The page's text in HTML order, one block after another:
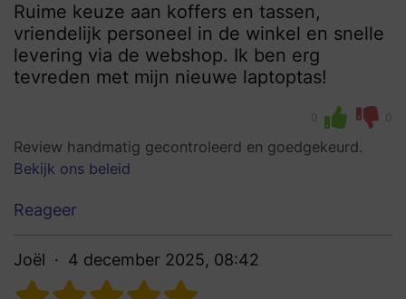
Ruime keuze aan koffers en tassen,
vriendelijk personeel in de winkel en snelle
levering via de webshop. Ik ben erg
tevreden met mijn nieuwe laptoptas!
0 0
Review handmatig gecontroleerd en goedgekeurd.
Bekijk ons beleid
Reageer
Joël 4 december 2025, 08:42